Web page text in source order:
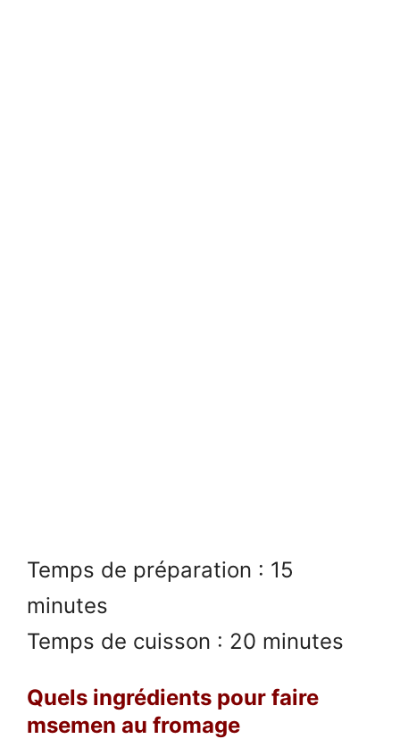
Temps de préparation : 15
minutes
Temps de cuisson : 20 minutes
Quels ingrédients pour faire
msemen au fromage